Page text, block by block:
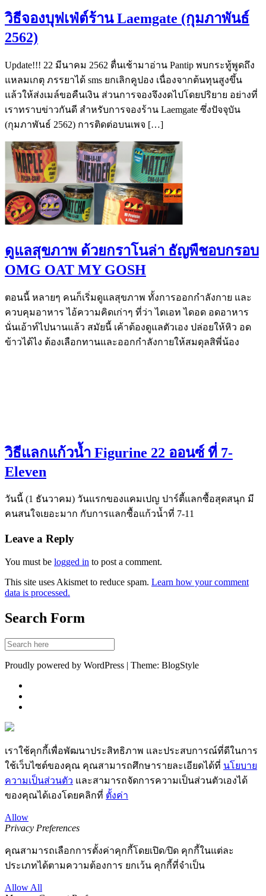
วิธีจองบุฟเฟ่ต์ร้าน Laemgate (กุมภาพันธ์
2562)
Update!!! 22 มีนาคม 2562 ตื่นเช้ามาอ่าน Pantip พบกระทู้พูดถึง
แหลมเกตุ ภรรยาได้ sms ยกเลิกคูปอง เนื่องจากต้นทุนสูงขึ้น
แล้วให้ส่งเมล์ขอคืนเงิน ส่วนการจองจึงงดไปโดยปริยาย อย่างที่
เราทราบข่าวกันดี สำหรับการจองร้าน Laemgate ซึ่งปัจจุบัน
(กุมภาพันธ์ 2562) การติดต่อบนเพจ […]
ดูแลสุขภาพ ด้วยกราโนล่า ธัญพืชอบกรอบ
OMG OAT MY GOSH
ตอนนี้ หลายๆ คนก็เริ่มดูแลสุขภาพ ทั้งการออกกำลังกาย และ
ควบคุมอาหาร ไอ้ความคิดเก่าๆ ที่ว่า ไดเอท ไดอด อดอาหาร
นั่นเอ้าท์ไปนานแล้ว สมัยนี้ เค้าต้องดูแลตัวเอง ปล่อยให้หิว อด
ข้าวได้ไง ต้องเลือกทานและออกกำลังกายให้สมดุลสิพี่น้อง
วิธีแลกแก้วน้ำ Figurine 22 ออนซ์ ที่ 7-
Eleven
วันนี้ (1 ธันวาคม) วันแรกของแคมเปญ ปาร์ตี้แลกซื้อสุดสนุก มี
คนสนใจเยอะมาก กับการแลกซื้อแก้วน้ำที่ 7-11
Leave a Reply
You must be logged in to post a comment.
This site uses Akismet to reduce spam. Learn how your comment
data is processed.
Search Form
Proudly powered by WordPress | Theme: BlogStyle
เราใช้คุกกี้เพื่อพัฒนาประสิทธิภาพ และประสบการณ์ที่ดีในการ
ใช้เว็บไซต์ของคุณ คุณสามารถศึกษารายละเอียดได้ที่ นโยบาย
ความเป็นส่วนตัว และสามารถจัดการความเป็นส่วนตัวเองได้
ของคุณได้เองโดยคลิกที่ ตั้งค่า
Allow
Privacy Preferences
คุณสามารถเลือกการตั้งค่าคุกกี้โดยเปิด/ปิด คุกกี้ในแต่ละ
ประเภทได้ตามความต้องการ ยกเว้น คุกกี้ที่จำเป็น
Allow All